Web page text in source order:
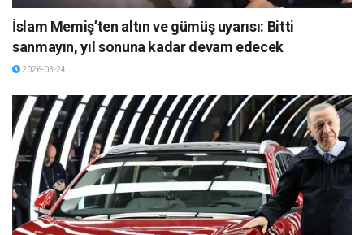
İslam Memiş’ten altın ve gümüş uyarısı: Bitti
sanmayın, yıl sonuna kadar devam edecek
2026-03-24